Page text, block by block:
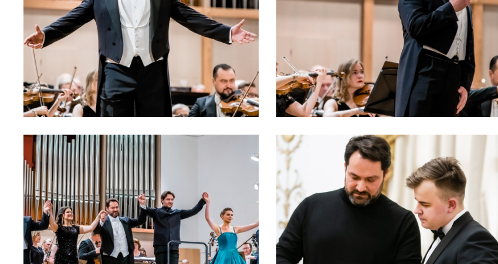
109544, Россия, г. Москва, ул. Школьная, 27 стр.
ПОМОЧЬ ФОНДУ